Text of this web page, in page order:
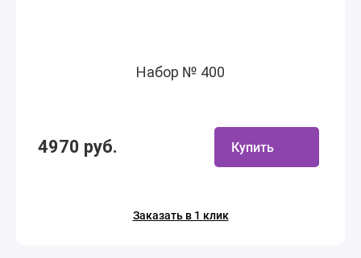
Набор № 400
4970 руб. Купить
Заказать в 1 клик